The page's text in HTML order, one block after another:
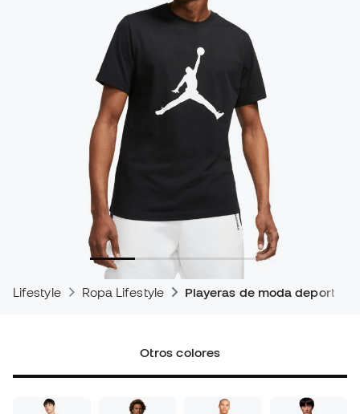
Lifestyle Ropa Lifestyle Playeras de moda deportiva
Otros colores